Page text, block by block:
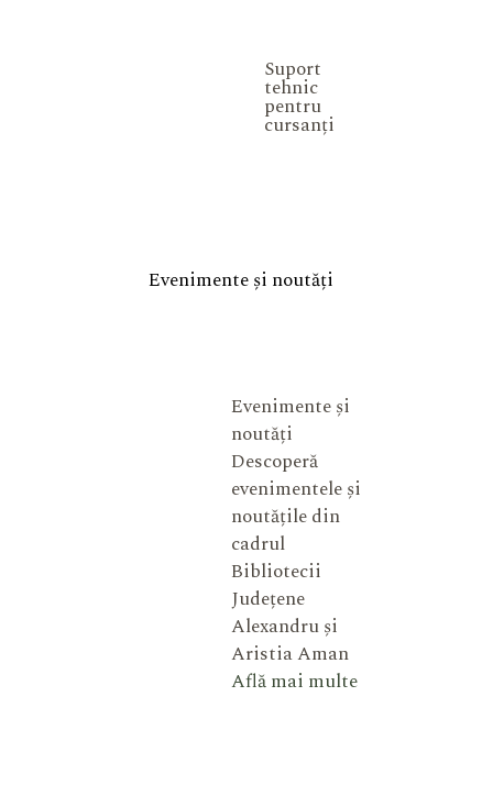
Suport
tehnic
pentru
cursanți
Evenimente și noutăți
Evenimente și
noutăți
Descoperă
evenimentele și
noutățile din
cadrul
Bibliotecii
Județene
Alexandru și
Aristia Aman
Află mai multe